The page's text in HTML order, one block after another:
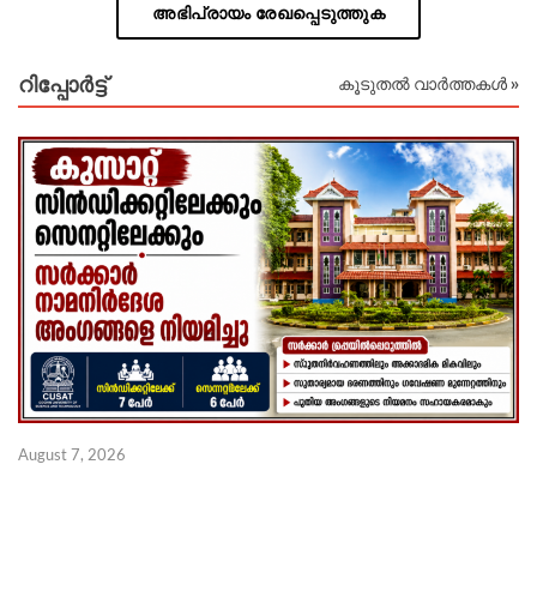
അഭിപ്രായം രേഖപ്പെടുത്തുക
റിപ്പോര്‍ട്ട് കൂടുതൽ വാർത്തകൾ »
August 7, 2026